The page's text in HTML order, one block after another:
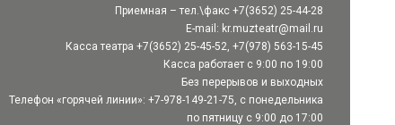
Приемная – тел.\факс +7(3652) 25-44-28
E-mail: kr.muzteatr@mail.ru
Касса театра +7(3652) 25-45-52, +7(978) 563-15-45
Касса работает с 9:00 по 19:00
Без перерывов и выходных
Телефон «горячей линии»: +7-978-149-21-75, с понедельника
по пятницу с 9:00 до 17:00